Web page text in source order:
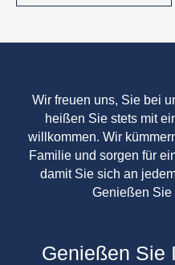
Wir freuen uns, Sie bei
heißen Sie stets mit
willkommen. Wir
Familie und sorgen für
damit Sie sich an
Genießen Sie
Genießen Sie